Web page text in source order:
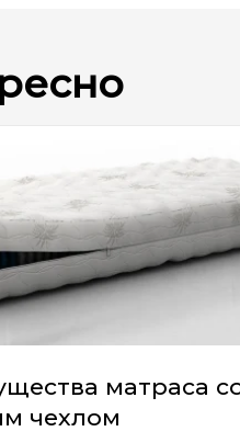
матраса
чехлом